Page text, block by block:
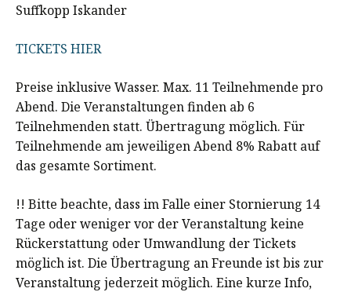
Suffkopp Iskander
TICKETS HIER
Preise inklusive Wasser. Max. 11 Teilnehmende pro
Abend. Die Veranstaltungen finden ab 6
Teilnehmenden statt. Übertragung möglich. Für
Teilnehmende am jeweiligen Abend 8% Rabatt auf
das gesamte Sortiment.
!! Bitte beachte, dass im Falle einer Stornierung 14
Tage oder weniger vor der Veranstaltung keine
Rückerstattung oder Umwandlung der Tickets
möglich ist. Die Übertragung an Freunde ist bis zur
Veranstaltung jederzeit möglich. Eine kurze Info,